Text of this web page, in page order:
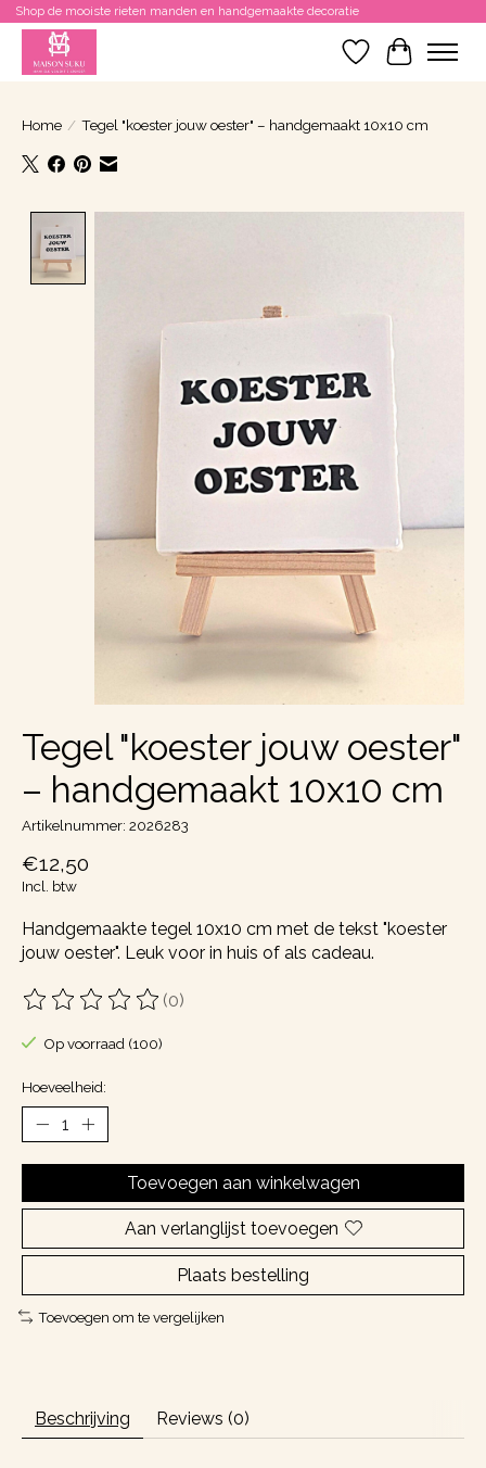
Shop de mooiste rieten manden en handgemaakte decoratie
Verlanglijst
Home / Tegel "koester jouw oester" – handgemaakt 10x10 cm
Tegel "koester jouw oester"
– handgemaakt 10x10 cm
Artikelnummer: 2026283
€12,50
Incl. btw
Handgemaakte tegel 10x10 cm met de tekst "koester
jouw oester". Leuk voor in huis of als cadeau.
De beoordeling van dit product is
(0)
Op voorraad (100)
Hoeveelheid:
Toevoegen aan winkelwagen
Aan verlanglijst toevoegen
Plaats bestelling
Toevoegen om te vergelijken
Beschrijving Reviews (0)